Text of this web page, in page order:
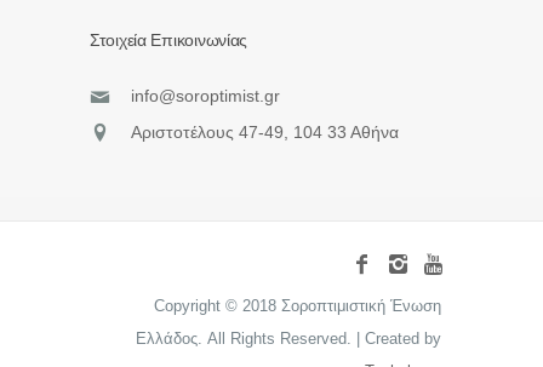
Στοιχεία Επικοινωνίας
info@soroptimist.gr
Αριστοτέλους 47-49, 104 33 Αθήνα
Copyright © 2018 Σοροπτιμιστική Ένωση
Ελλάδος. All Rights Reserved. | Created by